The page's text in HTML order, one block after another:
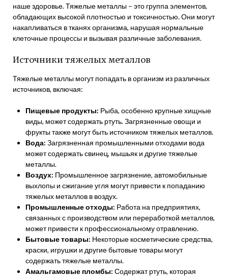
наше здоровье. Тяжелые металлы – это группа элементов,
обладающих высокой плотностью и токсичностью. Они могут
накапливаться в тканях организма, нарушая нормальные
клеточные процессы и вызывая различные заболевания.
Источники тяжелых металлов
Тяжелые металлы могут попадать в организм из различных
источников, включая:
Пищевые продукты: Рыба, особенно крупные хищные
виды, может содержать ртуть. Загрязненные овощи и
фрукты также могут быть источником тяжелых металлов.
Вода: Загрязненная промышленными отходами вода
может содержать свинец, мышьяк и другие тяжелые
металлы.
Воздух: Промышленное загрязнение, автомобильные
выхлопы и сжигание угля могут привести к попаданию
тяжелых металлов в воздух.
Промышленные отходы: Работа на предприятиях,
связанных с производством или переработкой металлов,
может привести к профессиональному отравлению.
Бытовые товары: Некоторые косметические средства,
краски, игрушки и другие бытовые товары могут
содержать тяжелые металлы.
Амальгамовые пломбы: Содержат ртуть, которая